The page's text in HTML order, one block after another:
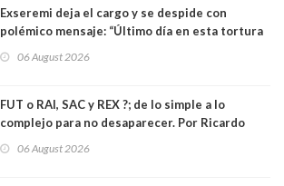
Exseremi deja el cargo y se despide con
polémico mensaje: “Último día en esta tortura
06 August 2026
FUT o RAI, SAC y REX ?; de lo simple a lo
complejo para no desaparecer. Por Ricardo
06 August 2026